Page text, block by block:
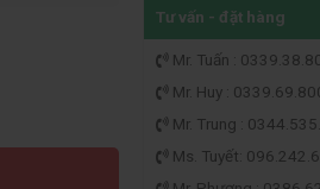
Tư vấn - đặt hàng
Mr. Tuấn :
Mr. Huy :
Mr. Trung :
Ms. Tuyết: